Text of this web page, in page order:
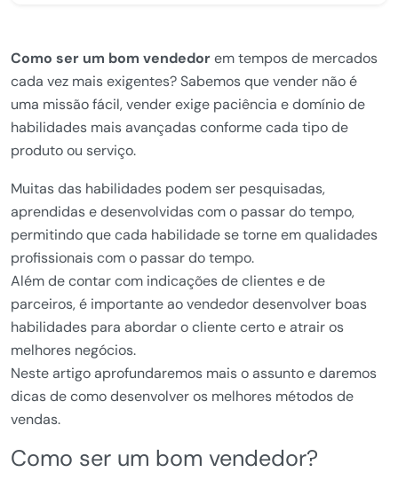
Como ser um bom vendedorem tempos de mercados
cada vez mais exigentes? Sabemos que vender não é
uma missão fácil, vender exige paciência e domínio de
habilidades mais avançadas conforme cada tipo de
produto ou serviço.
Muitas das habilidades podem ser pesquisadas,
aprendidas e desenvolvidas com o passar do tempo,
permitindo que cada habilidade se torne em qualidades
profissionais com o passar do tempo.
Além de contar com indicações de clientes e de
parceiros, é importante ao vendedor desenvolver boas
habilidades para abordar o cliente certo e atrair os
melhores negócios.
Neste artigo aprofundaremos mais o assunto e daremos
dicas de como desenvolver os melhores métodos de
vendas.
Como ser um bom vendedor?